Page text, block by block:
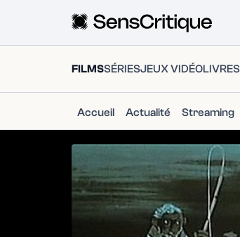
FILMSSÉRIESJEUX VIDÉOLIVRES
Accueil Actualité Streaming